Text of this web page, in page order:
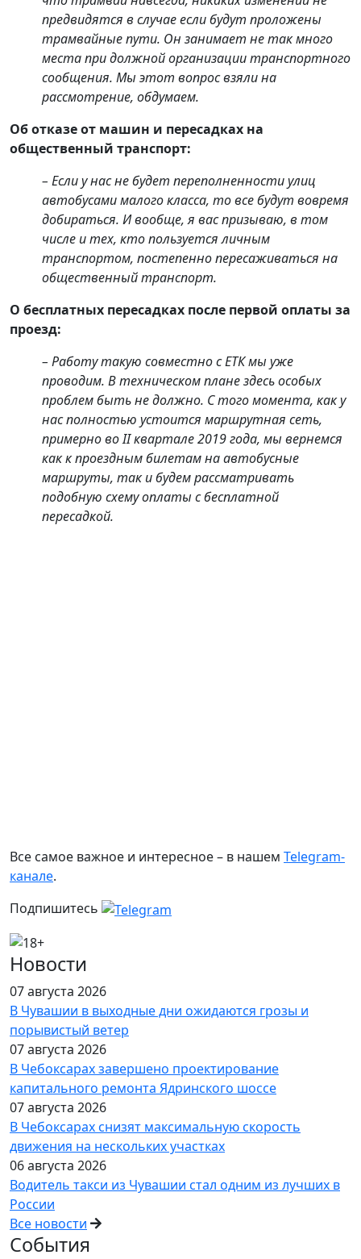
предвидятся в случае если будут проложены
трамвайные пути. Он занимает не так много
места при должной организации транспортного
сообщения. Мы этот вопрос взяли на
рассмотрение, обдумаем.
Об отказе от машин и пересадках на
общественный транспорт:
– Если у нас не будет переполненности улиц
автобусами малого класса, то все будут вовремя
добираться. И вообще, я вас призываю, в том
числе и тех, кто пользуется личным
транспортом, постепенно пересаживаться на
общественный транспорт.
О бесплатных пересадках после первой оплаты за
проезд:
– Работу такую совместно с ЕТК мы уже
проводим. В техническом плане здесь особых
проблем быть не должно. С того момента, как у
нас полностью устоится маршрутная сеть,
примерно во II квартале 2019 года, мы вернемся
как к проездным билетам на автобусные
маршруты, так и будем рассматривать
подобную схему оплаты с бесплатной
пересадкой.
Все самое важное и интересное – в нашем Telegram-
канале.
Подпишитесь
Новости
07 августа 2026
В Чувашии в выходные дни ожидаются грозы и
порывистый ветер
07 августа 2026
В Чебоксарах завершено проектирование
капитального ремонта Ядринского шоссе
07 августа 2026
В Чебоксарах снизят максимальную скорость
движения на нескольких участках
06 августа 2026
Водитель такси из Чувашии стал одним из лучших в
России
Все новости
События